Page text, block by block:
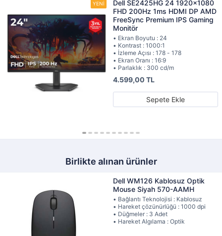
Dell SE2425HG 24 1920x1080
FHD 200Hz 1ms HDMI DP AMD
FreeSync Premium IPS Gaming
Monitör
• Ekran Boyutu : 24
• Kontrast : 1000:1
• İzleme Açısı : 178 - 178
• Ekran Oranı : 16:9
• Parlaklık : 300 cd/m
4.599,00 TL
Sepete Ekle
Birlikte alınan ürünler
Dell WM126 Kablosuz Optik
Mouse Siyah 570-AAMH
• Bağlantı Teknolojisi : Kablosuz
• Hareket çözünürlüğü : 1000 dpi
• Düğmeler : 3 Adet
• Hareket Algılama : Optik